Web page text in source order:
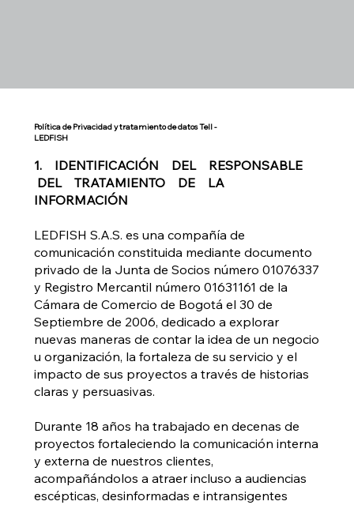
Política de Privacidad y tratamiento de datos Tell -
LEDFISH
1. IDENTIFICACIÓN DEL RESPONSABLE
DEL TRATAMIENTO DE LA
INFORMACIÓN
LEDFISH S.A.S. es una compañía de
comunicación constituida mediante documento
privado de la Junta de Socios número 01076337
y Registro Mercantil número 01631161 de la
Cámara de Comercio de Bogotá el 30 de
Septiembre de 2006, dedicado a explorar
nuevas maneras de contar la idea de un negocio
u organización, la fortaleza de su servicio y el
impacto de sus proyectos a través de historias
claras y persuasivas.
Durante 18 años ha trabajado en decenas de
proyectos fortaleciendo la comunicación interna
y externa de nuestros clientes,
acompañándolos a atraer incluso a audiencias
escépticas, desinformadas e intransigentes